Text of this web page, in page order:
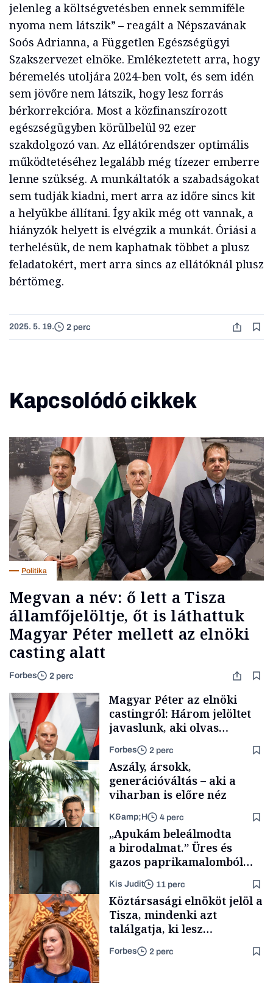
jelenleg a költségvetésben ennek semmiféle
nyoma nem látszik” – reagált a Népszavának
Soós Adrianna, a Független Egészségügyi
Szakszervezet elnöke. Emlékeztetett arra, hogy
béremelés utoljára 2024-ben volt, és sem idén
sem jövőre nem látszik, hogy lesz forrás
bérkorrekcióra. Most a közfinanszírozott
egészségügyben körülbelül 92 ezer
szakdolgozó van. Az ellátórendszer optimális
működtetéséhez legalább még tízezer emberre
lenne szükség. A munkáltatók a szabadságokat
sem tudják kiadni, mert arra az időre sincs kit
a helyükbe állítani. Így akik még ott vannak, a
hiányzók helyett is elvégzik a munkát. Óriási a
terhelésük, de nem kaphatnak többet a plusz
feladatokért, mert arra sincs az ellátóknál plusz
bértömeg.
2025. 5. 19. 2 perc
Kapcsolódó cikkek
Politika
Megvan a név: ő lett a Tisza
államfőjelöltje, őt is láthattuk
Magyar Péter mellett az elnöki
casting alatt
Forbes 2 perc
Politika
Magyar Péter az elnöki
castingról: Három jelöltet
javaslunk, aki olvas
híreket, nem fog
meglepődni
Forbes 2 perc
TÁMOGATÓI
TARTALOM
Aszály, ársokk,
generációváltás – aki a
viharban is előre néz
K&amp;H 4 perc
Családi
vállalkozások
„Apukám beleálmodta
a birodalmat.” Üres és
gazos paprikamalomból
lett az igazi családi
fűszersztori
Kis Judit 11 perc
Köztársasági elnököt jelöl a
Tisza, mindenki azt
találgatja, ki lesz
szombaton a befutó –
soroljuk az eddig felmerült
Forbes 2 perc